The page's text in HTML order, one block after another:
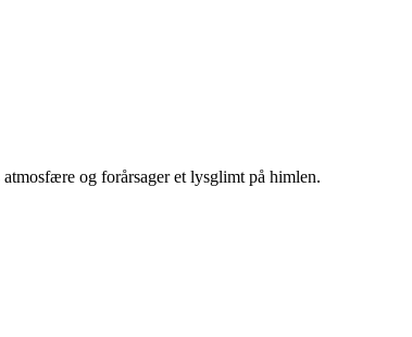
og forårsager et lysglimt på himlen.